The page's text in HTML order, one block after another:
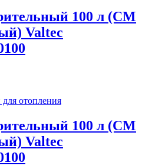
100 л (СМ
Valtec
отопления
100 л (СМ
Valtec